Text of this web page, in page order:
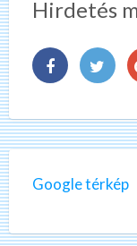
Hirdetés
Google térkép